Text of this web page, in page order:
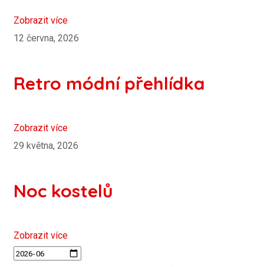
Zobrazit více
12 června, 2026
Retro módní přehlídka
Zobrazit více
29 května, 2026
Noc kostelů
Zobrazit více